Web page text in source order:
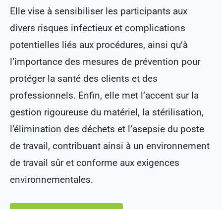
Elle vise à sensibiliser les participants aux
divers risques infectieux et complications
potentielles liés aux procédures, ainsi qu’à
l’importance des mesures de prévention pour
protéger la santé des clients et des
professionnels. Enfin, elle met l’accent sur la
gestion rigoureuse du matériel, la stérilisation,
l’élimination des déchets et l’asepsie du poste
de travail, contribuant ainsi à un environnement
de travail sûr et conforme aux exigences
environnementales.